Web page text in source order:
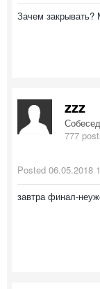
Зачем закрывать?
zzz
777
Posted 06.05.2018
завтра финал-